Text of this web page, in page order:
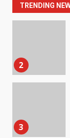
TRENDING
1
2
3